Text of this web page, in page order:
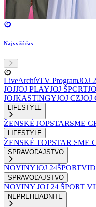
Najvyšší čas
LiveArchívTV ProgramJOJ
JOJJOJ PLAYJOJ ŠPORT
JOJKASTINGYJOJ CZJOJ
LIFESTYLE
ŽENSKÉTOPSTARSME
LIFESTYLE
ŽENSKÉ TOPSTAR SME
SPRAVODAJSTVO
NOVINYJOJ 24ŠPORT
SPRAVODAJSTVO
NOVINY JOJ 24 ŠPORT
NEPREHLIADNITE